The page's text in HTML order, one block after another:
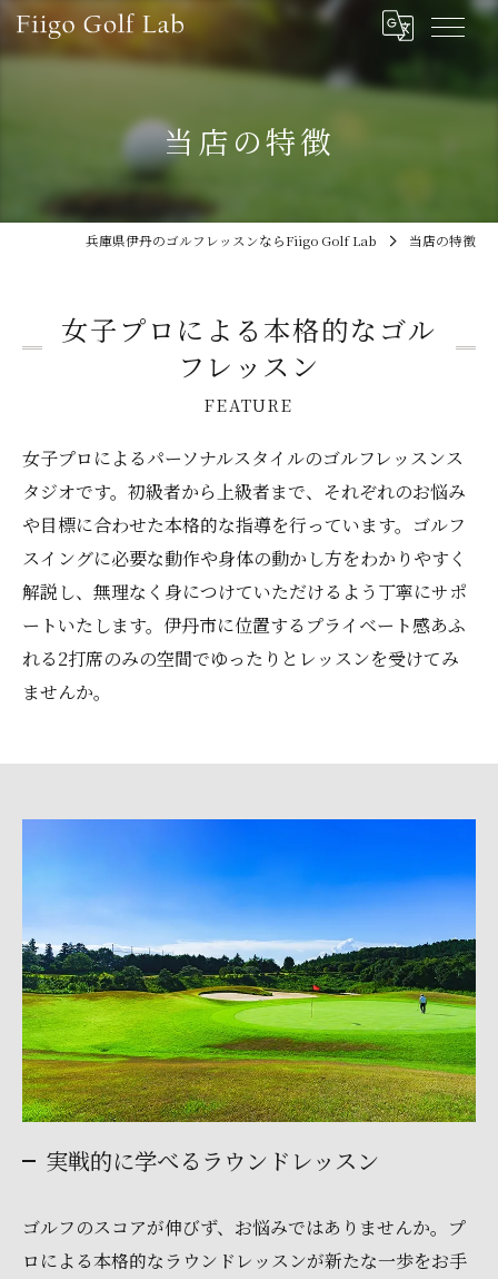
当店の特徴
兵庫県伊丹のゴルフレッスンならFiigo Golf Lab 当店の特徴
女子プロによる本格的なゴル
フレッスン
FEATURE
女子プロによるパーソナルスタイルのゴルフレッスンス
タジオです。初級者から上級者まで、それぞれのお悩み
や目標に合わせた本格的な指導を行っています。ゴルフ
スイングに必要な動作や身体の動かし方をわかりやすく
解説し、無理なく身につけていただけるよう丁寧にサポ
ートいたします。伊丹市に位置するプライベート感あふ
れる2打席のみの空間でゆったりとレッスンを受けてみ
ませんか。
実戦的に学べるラウンドレッスン
ゴルフのスコアが伸びず、お悩みではありませんか。プ
ロによる本格的なラウンドレッスンが新たな一歩をお手